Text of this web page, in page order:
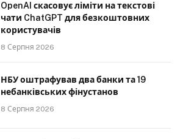
OpenAI скасовує ліміти на текстові
чати ChatGPT для безкоштовних
користувачів
8 Серпня 2026
НБУ оштрафував два банки та 19
небанківських фінустанов
8 Серпня 2026